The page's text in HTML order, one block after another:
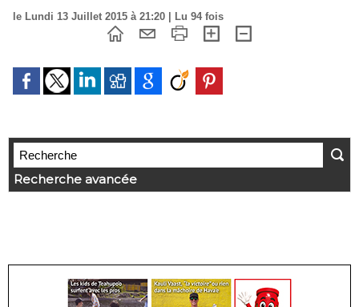
le Lundi 13 Juillet 2015 à 21:20 | Lu 94 fois
Recherche avancée